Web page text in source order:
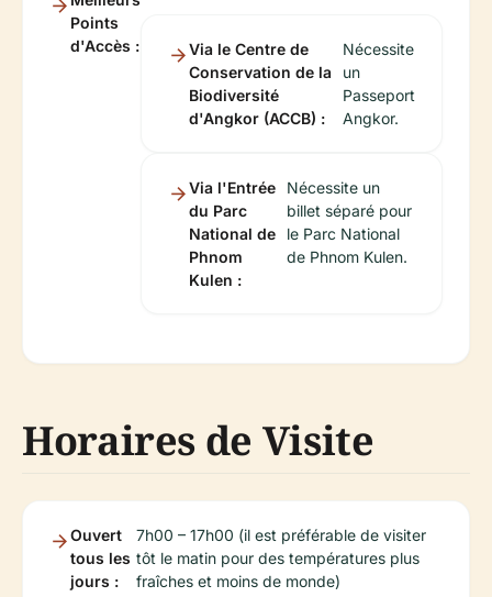
Points
d'Accès :
Via le Centre de
Conservation de la
Biodiversité
d'Angkor (ACCB) :
Nécessite
un
Passeport
Angkor.
Via l'Entrée
du Parc
National de
Phnom
Kulen :
Nécessite un
billet séparé pour
le Parc National
de Phnom Kulen.
Horaires de Visite
Ouvert
tous les
jours :
7h00 – 17h00 (il est préférable de visiter
tôt le matin pour des températures plus
fraîches et moins de monde)